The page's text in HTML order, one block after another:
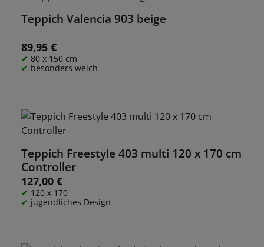
Teppich Valencia 903 beige
Regulärer Preis:
89,95 €
80 x 150 cm
besonders weich
Teppich Freestyle 403 multi 120 x 170 cm
Controller
Regulärer Preis:
127,00 €
120 x 170
jugendliches Design